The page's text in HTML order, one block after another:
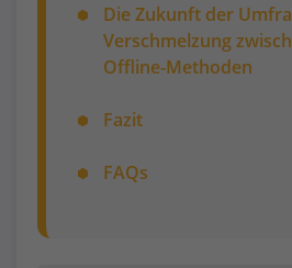
Die Zukunft der
Verschmelzung
Offline-Methoden
Fazit
FAQs